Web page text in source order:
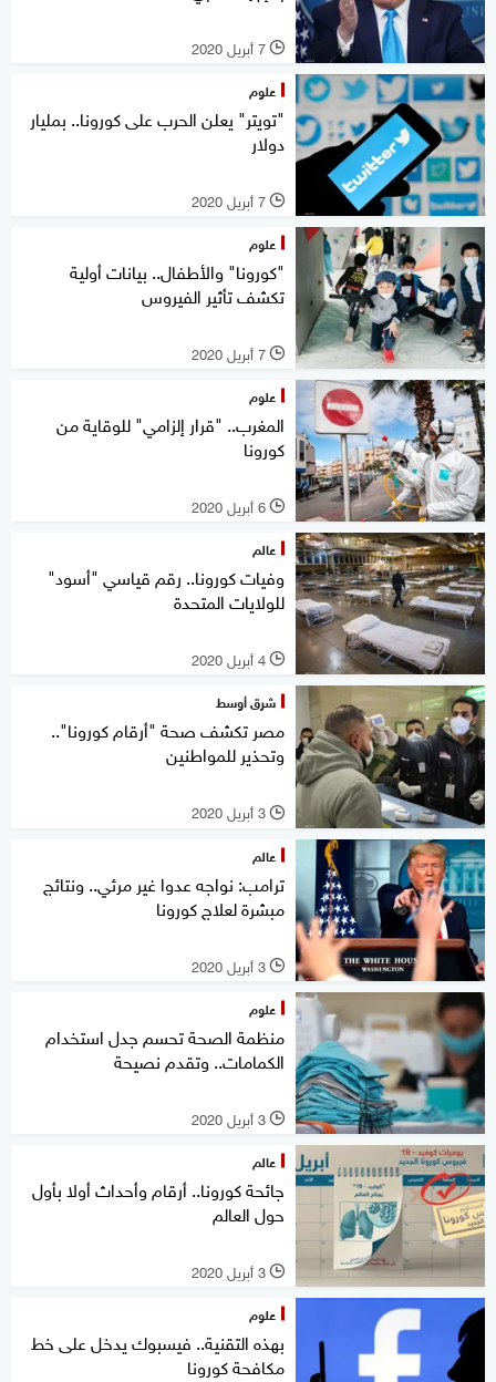
l 7 أبريل 2020
علوم
"تويتر" يعلن الحرب على كورونا.. بمليار
دولار
l 7 أبريل 2020
علوم
"كورونا" والأطفال.. بيانات أولية
تكشف تأثير الفيروس
l 7 أبريل 2020
علوم
المغرب.. "قرار إلزامي" للوقاية من
كورونا
l 6 أبريل 2020
عالم
وفيات كورونا.. رقم قياسي "أسود"
للولايات المتحدة
l 4 أبريل 2020
شرق أوسط
مصر تكشف صحة "أرقام كورونا"..
وتحذير للمواطنين
l 3 أبريل 2020
عالم
ترامب: نواجه عدوا غير مرئي.. ونتائج
مبشرة لعلاج كورونا
l 3 أبريل 2020
علوم
منظمة الصحة تحسم جدل استخدام
الكمامات.. وتقدم نصيحة
l 3 أبريل 2020
عالم
جائحة كورونا.. أرقام وأحداث أولا بأول
حول العالم
l 3 أبريل 2020
علوم
بهذه التقنية.. فيسبوك يدخل على خط
مكافحة كورونا